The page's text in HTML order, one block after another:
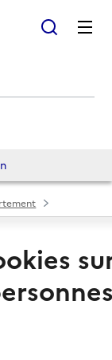
dépendantes
2